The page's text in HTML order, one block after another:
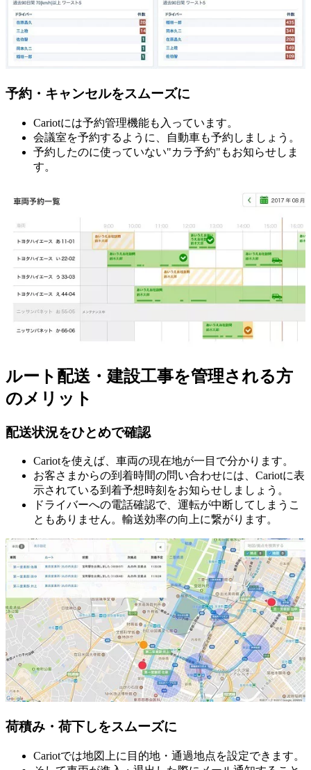
予約・キャンセルをスムーズに
Cariotには予約管理機能も入っています。
会議室を予約するように、自動車も予約しましょう。
予約したのに使っていない"カラ予約"もお知らせしま
す。
ルート配送・建設工事を管理される方
のメリット
配送状況をひとめで確認
Cariotを使えば、車両の現在地が一目で分かります。
お客さまからの到着時間の問い合わせには、Cariotに表
示されている到着予想時刻をお知らせしましょう。
ドライバーへの電話確認で、運転が中断してしまうこ
ともありません。輸送効率の向上に繋がります。
荷積み・荷下しをスムーズに
Cariotでは地図上に目的地・通過地点を設定できます。